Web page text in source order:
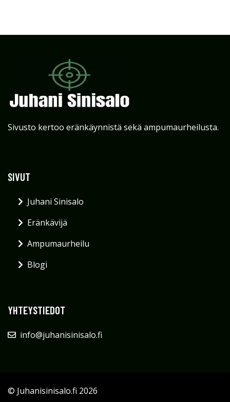
Sivusto kertoo eränkäynnistä sekä ampumaurheilusta.
SIVUT
Juhani Sinisalo
Eränkävijä
Ampumaurheilu
Blogi
YHTEYSTIEDOT
info@juhanisinisalo.fi
© Juhanisinisalo.fi 2026